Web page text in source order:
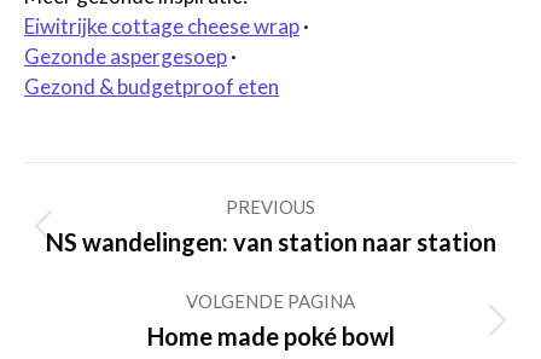
Eiwitrijke cottage cheese wrap·
Gezonde aspergesoep·
Gezond & budgetproof eten
navigation
PREVIOUS
Previous
NS wandelingen: van station naar station
VOLGENDE PAGINA
Volgende
Home made poké bowl